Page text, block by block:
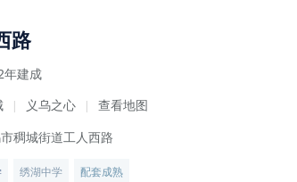
路
年建成
| 义乌之心 |
查看地图
稠城街道工人西路
绣湖中学 配套成熟